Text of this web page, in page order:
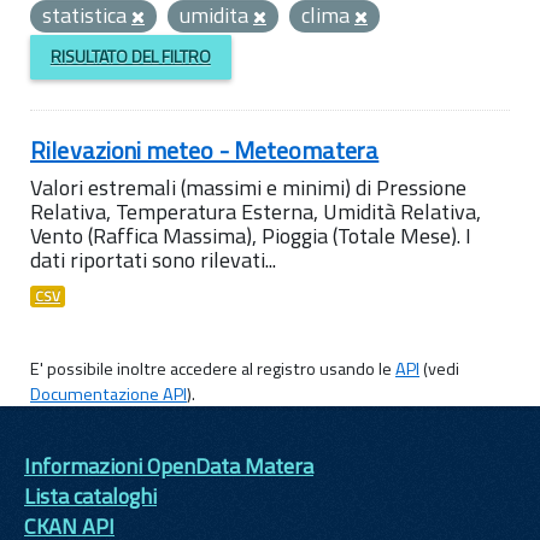
statistica
umidita clima
RISULTATO DEL FILTRO
Rilevazioni meteo - Meteomatera
Valori estremali (massimi e minimi) di Pressione
Relativa, Temperatura Esterna, Umidità Relativa,
Vento (Raffica Massima), Pioggia (Totale Mese). I
dati riportati sono rilevati...
CSV
E' possibile inoltre accedere al registro usando leAPI(vedi
Documentazione API).
Informazioni OpenData Matera
Lista cataloghi
CKAN API